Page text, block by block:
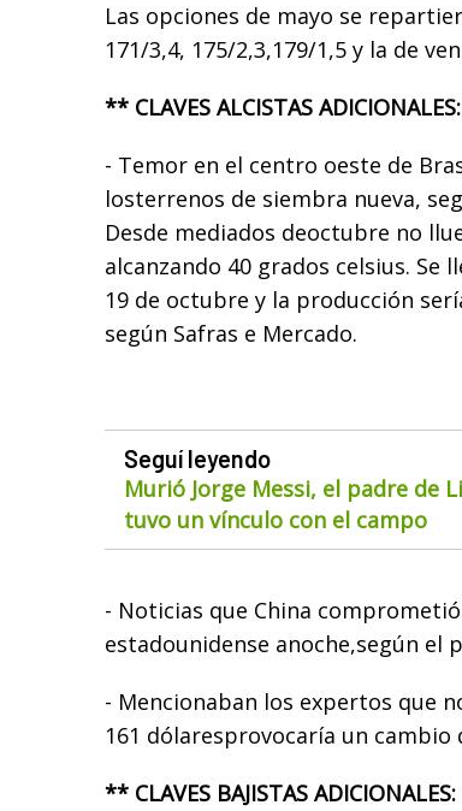
Las opciones de mayo se
171/3,4, 175/2,3,179/1,5 y la de
** CLAVES ALCISTAS ADICIONALES:
- Temor en el centro oeste de
losterrenos de siembra nueva,
Desde mediados deoctubre no
alcanzando 40 grados celsius.
19 de octubre y la producción
según Safras e Mercado.
Seguí leyendo
Murió Jorge Messi, el padre de
tuvo un vínculo con el campo
- Noticias que China
estadounidense anoche,según el
- Mencionaban los expertos que
161 dólaresprovocaría un
** CLAVES BAJISTAS ADICIONALES: